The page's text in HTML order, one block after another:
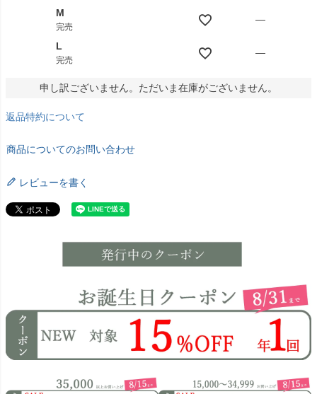
M
完売
—
L
完売
—
申し訳ございません。ただいま在庫がございません。
返品特約について
商品についてのお問い合わせ
レビューを書く